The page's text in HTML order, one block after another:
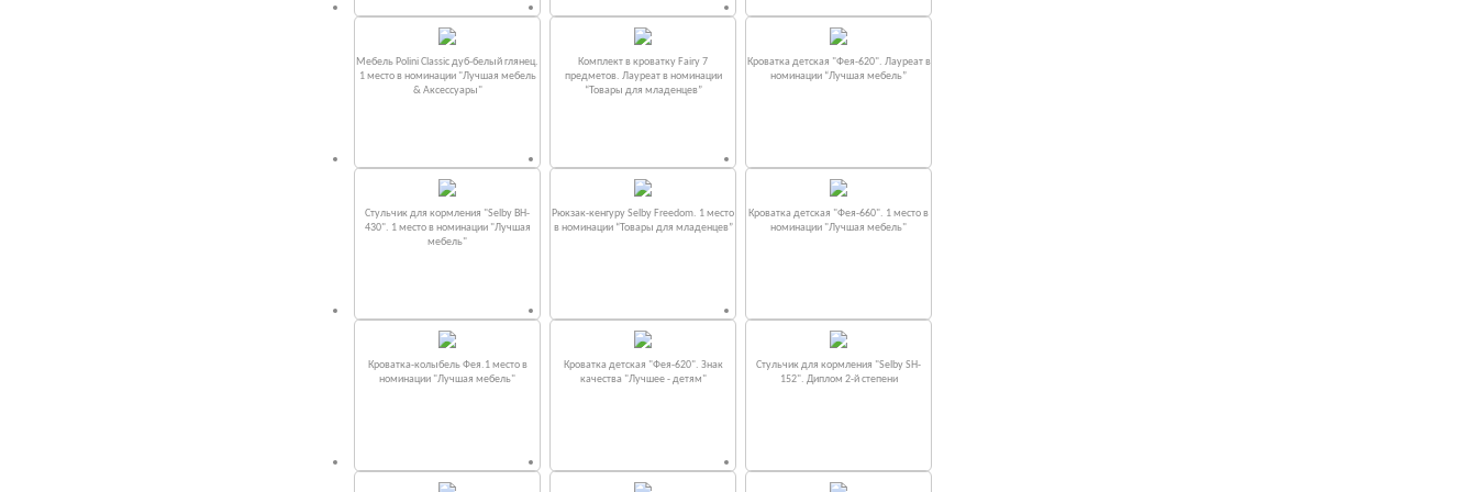
Мебель Polini Classic дуб-белый глянец.
1 место в номинации "Лучшая мебель
& Аксессуары"
Комплект в кроватку Fаiry 7
предметов. Лауреат в номинации
“Товары для младенцев”
Кроватка детская "Фея-620". Лауреат в
номинации “Лучшая мебель”
Стульчик для кормления "Selby BH-
430". 1 место в номинации "Лучшая
мебель"
Рюкзак-кенгуру Selby Freedom. 1 место
в номинации “Товары для младенцев”
Кроватка детская "Фея-660". 1 место в
номинации "Лучшая мебель"
Кроватка-колыбель Фея.1 место в
номинации "Лучшая мебель"
Кроватка детская "Фея-620". Знак
качества "Лучшее - детям"
Стульчик для кормления "Selby SH-
152". Диплом 2-й степени